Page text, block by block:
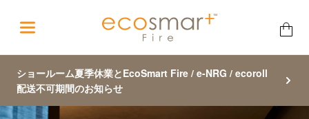
キ
ショールーム夏季休業とEcoSmart Fire / e-NRG / ecoroll
配送不可期間のお知らせ